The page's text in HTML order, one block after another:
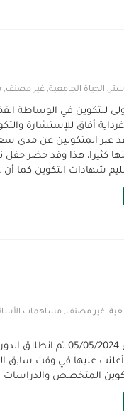
, الحياة الجامعية, غير مصنف,
للتكوين في
غرداية أفاق للإستشارة
وقد عبر المتكونين عن مدى
كثيرا، هذا وقد حضر حفل
شهادات التكوين كما أن
, غير مصنف, مساهمات
اليوم الموافق ل 05/
أعلنت عليها في وقت سابق
المتخصص والدراسات